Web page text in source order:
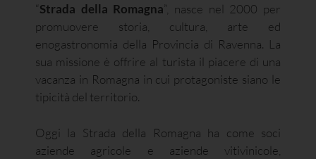
“ Strada della Romagna ”, nasce nel 2000 per
promuovere storia, cultura, arte ed
enogastronomia della Provincia di Ravenna. La
sua missione è offrire al turista il piacere di una
vacanza in Romagna in cui protagoniste siano le
tipicità del territorio.
Oggi la Strada della Romagna ha come soci
aziende agricole e aziende vitivinicole,